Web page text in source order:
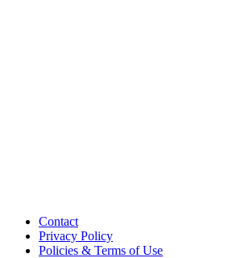
Contact
Privacy Policy
Policies & Terms of Use